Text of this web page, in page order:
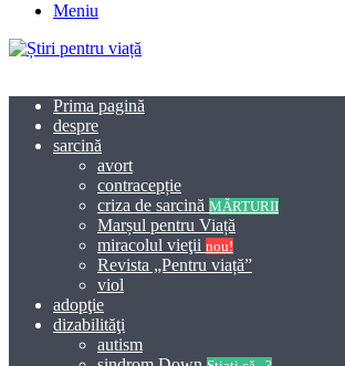
Meniu
Prima pagină
despre
sarcină
avort
contracepție
criza de sarcină MĂRTURII
Marșul pentru Viață
miracolul vieţii nou!
Revista „Pentru viață”
viol
adopţie
dizabilităţi
autism